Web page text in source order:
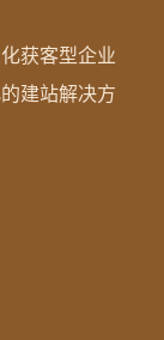
获客型企业
建站解决方